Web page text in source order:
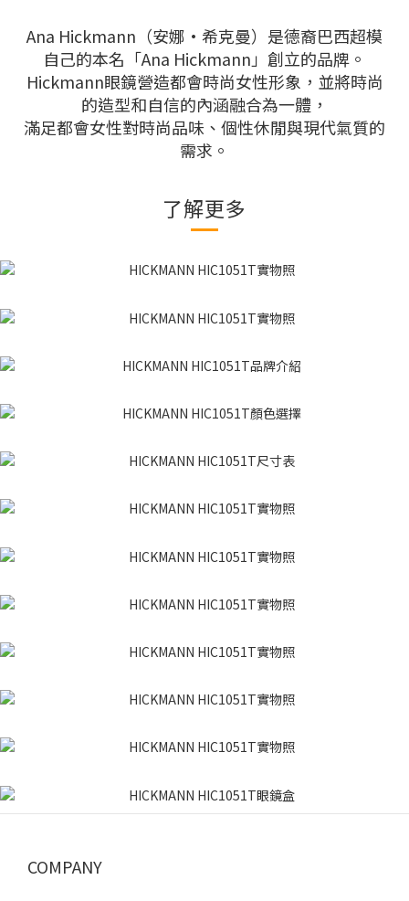
Ana Hickmann（安娜·希克曼）是德裔巴西超模
自己的本名「Ana Hickmann」創立的品牌。
Hickmann眼鏡營造都會時尚女性形象，並將時尚
的造型和自信的內涵融合為一體，
滿足都會女性對時尚品味、個性休閒與現代氣質的
需求。
了解更多
COMPANY